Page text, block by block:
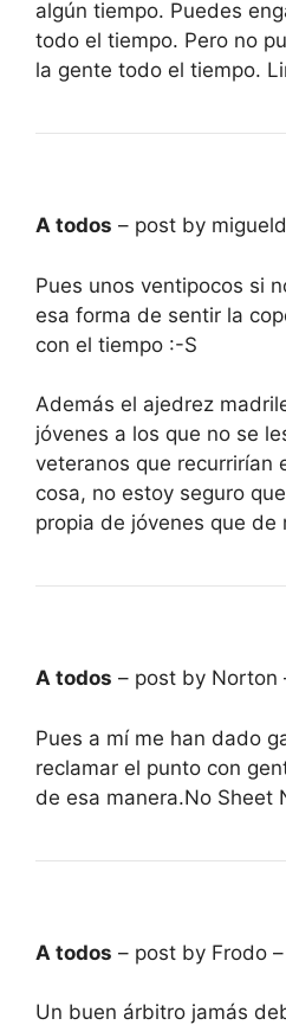
algún tiempo. Puedes
todo el tiempo. Pero no
la gente todo el tiempo.
A todos – post by
Pues unos ventipocos si
esa forma de sentir la
con el tiempo :-S
Además el ajedrez
jóvenes a los que no se
veteranos que recurrirían
cosa, no estoy seguro
propia de jóvenes que de
A todos – post by Norton
Pues a mí me han dado
reclamar el punto con
de esa manera.No Sheet
A todos – post by Frodo –
Un buen árbitro jamás